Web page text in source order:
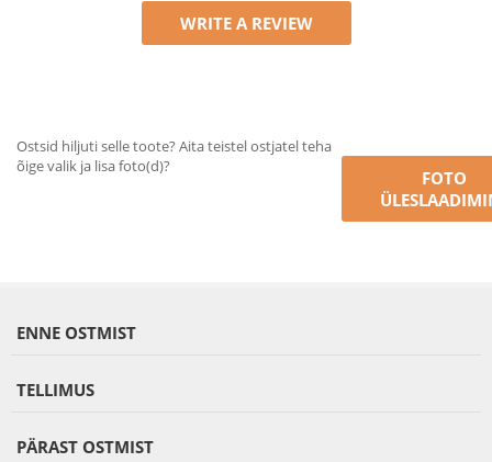
WRITE A REVIEW
Ostsid hiljuti selle toote? Aita teistel ostjatel teha
õige valik ja lisa foto(d)?
FOTO
ENNE OSTMIST
TELLIMUS
PÄRAST OSTMIST